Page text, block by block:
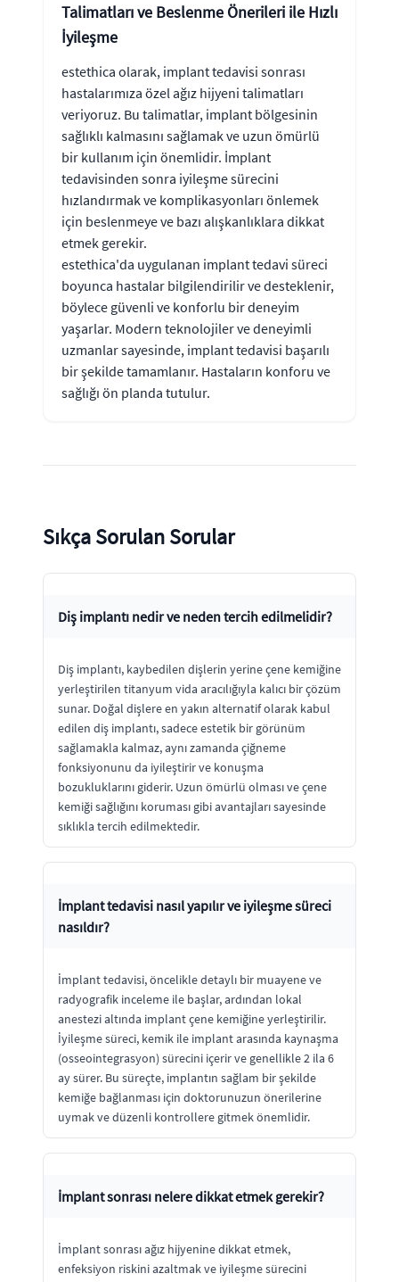
Talimatları ve Beslenme Önerileri ile Hızlı
İyileşme
estethica olarak, implant tedavisi sonrası
hastalarımıza özel ağız hijyeni talimatları
veriyoruz. Bu talimatlar, implant bölgesinin
sağlıklı kalmasını sağlamak ve uzun ömürlü
bir kullanım için önemlidir. İmplant
tedavisinden sonra iyileşme sürecini
hızlandırmak ve komplikasyonları önlemek
için beslenmeye ve bazı alışkanlıklara dikkat
etmek gerekir.
estethica'da uygulanan implant tedavi süreci
boyunca hastalar bilgilendirilir ve desteklenir,
böylece güvenli ve konforlu bir deneyim
yaşarlar. Modern teknolojiler ve deneyimli
uzmanlar sayesinde, implant tedavisi başarılı
bir şekilde tamamlanır. Hastaların konforu ve
sağlığı ön planda tutulur.
Sıkça Sorulan Sorular
Diş implantı nedir ve neden tercih edilmelidir?
Diş implantı, kaybedilen dişlerin yerine çene kemiğine
yerleştirilen titanyum vida aracılığıyla kalıcı bir çözüm
sunar. Doğal dişlere en yakın alternatif olarak kabul
edilen diş implantı, sadece estetik bir görünüm
sağlamakla kalmaz, aynı zamanda çiğneme
fonksiyonunu da iyileştirir ve konuşma
bozukluklarını giderir. Uzun ömürlü olması ve çene
kemiği sağlığını koruması gibi avantajları sayesinde
sıklıkla tercih edilmektedir.
İmplant tedavisi nasıl yapılır ve iyileşme süreci
nasıldır?
İmplant tedavisi, öncelikle detaylı bir muayene ve
radyografik inceleme ile başlar, ardından lokal
anestezi altında implant çene kemiğine yerleştirilir.
İyileşme süreci, kemik ile implant arasında kaynaşma
(osseointegrasyon) sürecini içerir ve genellikle 2 ila 6
ay sürer. Bu süreçte, implantın sağlam bir şekilde
kemiğe bağlanması için doktorunuzun önerilerine
uymak ve düzenli kontrollere gitmek önemlidir.
İmplant sonrası nelere dikkat etmek gerekir?
İmplant sonrası ağız hijyenine dikkat etmek,
enfeksiyon riskini azaltmak ve iyileşme sürecini